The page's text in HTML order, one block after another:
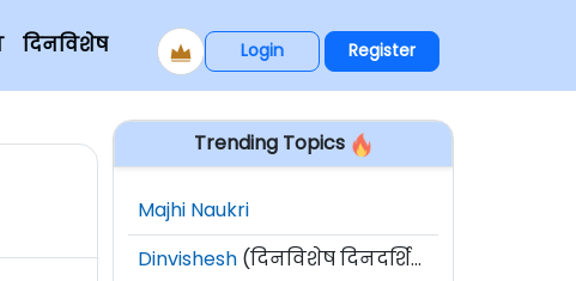
दिनविशेष Login Register
Trending Topics
Majhi Naukri
Dinvishesh (दिनविशेष दिनदर्शिका)